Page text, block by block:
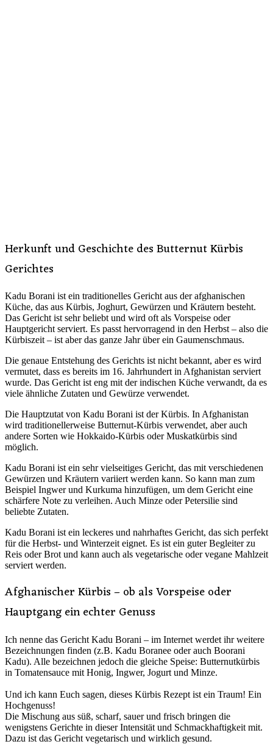
Herkunft und Geschichte des Butternut Kürbis
Gerichtes
Kadu Borani ist ein traditionelles Gericht aus der afghanischen
Küche, das aus Kürbis, Joghurt, Gewürzen und Kräutern besteht.
Das Gericht ist sehr beliebt und wird oft als Vorspeise oder
Hauptgericht serviert. Es passt hervorragend in den Herbst – also die
Kürbiszeit – ist aber das ganze Jahr über ein Gaumenschmaus.
Die genaue Entstehung des Gerichts ist nicht bekannt, aber es wird
vermutet, dass es bereits im 16. Jahrhundert in Afghanistan serviert
wurde. Das Gericht ist eng mit der indischen Küche verwandt, da es
viele ähnliche Zutaten und Gewürze verwendet.
Die Hauptzutat von Kadu Borani ist der Kürbis. In Afghanistan
wird traditionellerweise Butternut-Kürbis verwendet, aber auch
andere Sorten wie Hokkaido-Kürbis oder Muskatkürbis sind
möglich.
Kadu Borani ist ein sehr vielseitiges Gericht, das mit verschiedenen
Gewürzen und Kräutern variiert werden kann. So kann man zum
Beispiel Ingwer und Kurkuma hinzufügen, um dem Gericht eine
schärfere Note zu verleihen. Auch Minze oder Petersilie sind
beliebte Zutaten.
Kadu Borani ist ein leckeres und nahrhaftes Gericht, das sich perfekt
für die Herbst- und Winterzeit eignet. Es ist ein guter Begleiter zu
Reis oder Brot und kann auch als vegetarische oder vegane Mahlzeit
serviert werden.
Afghanischer Kürbis – ob als Vorspeise oder
Hauptgang ein echter Genuss
Ich nenne das Gericht Kadu Borani – im Internet werdet ihr weitere
Bezeichnungen finden (z.B. Kadu Boranee oder auch Boorani
Kadu). Alle bezeichnen jedoch die gleiche Speise: Butternutkürbis
in Tomatensauce mit Honig, Ingwer, Jogurt und Minze.
Und ich kann Euch sagen, dieses Kürbis Rezept ist ein Traum! Ein
Hochgenuss!
Die Mischung aus süß, scharf, sauer und frisch bringen die
wenigstens Gerichte in dieser Intensität und Schmackhaftigkeit mit.
Dazu ist das Gericht vegetarisch und wirklich gesund.